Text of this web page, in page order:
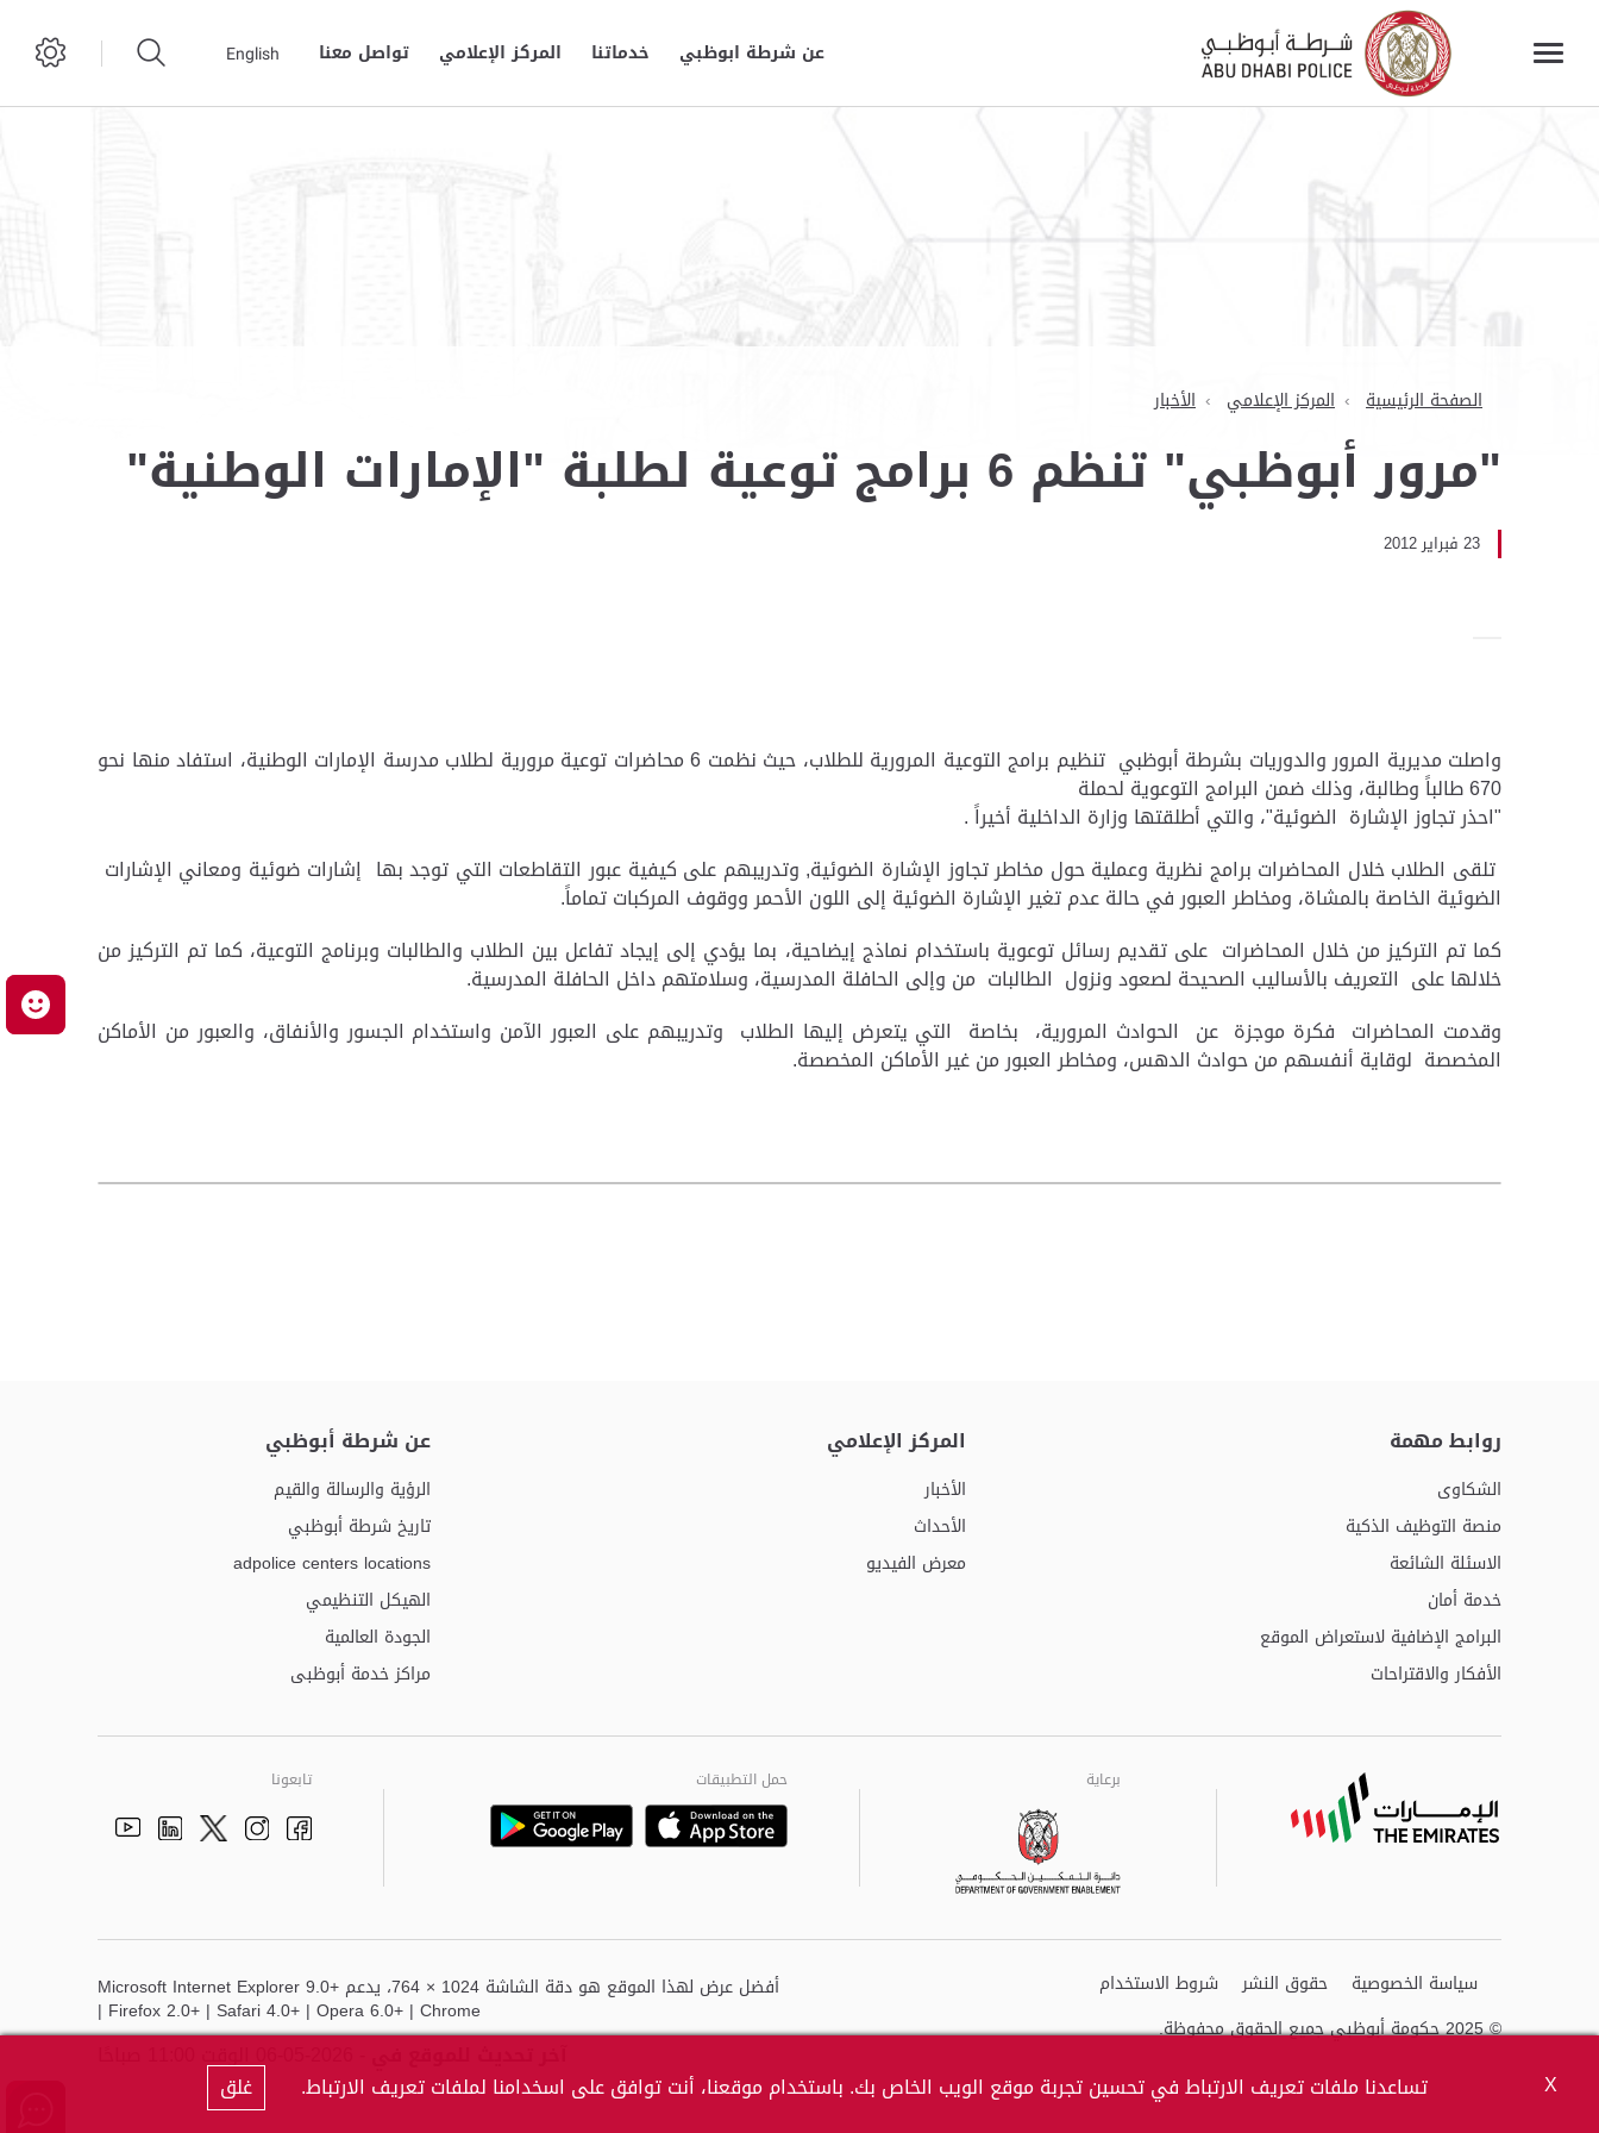
عن شرطة ابوظبي خدماتنا المركز الإعلامي تواصل معنا English
الصفحة الرئيسية المركز الإعلامي الأخبار
"مرور أبوظبي" تنظم 6 برامج توعية لطلبة "الإمارات الوطنية"
23 فبراير 2012
واصلت مديرية المرور والدوريات بشرطة أبوظبي تنظيم برامج التوعية المرورية للطلاب، حيث نظمت 6 محاضرات توعية مرورية لطلاب مدرسة الإمارات الوطنية، استفاد منها نحو
670 طالباً وطالبة، وذلك ضمن البرامج التوعوية لحملة
"احذر تجاوز الإشارة الضوئية"، والتي أطلقتها وزارة الداخلية أخيراً .
تلقى الطلاب خلال المحاضرات برامج نظرية وعملية حول مخاطر تجاوز الإشارة الضوئية, وتدريبهم على كيفية عبور التقاطعات التي توجد بها إشارات ضوئية ومعاني الإشارات
الضوئية الخاصة بالمشاة، ومخاطر العبور في حالة عدم تغير الإشارة الضوئية إلى اللون الأحمر ووقوف المركبات تماماً.
كما تم التركيز من خلال المحاضرات على تقديم رسائل توعوية باستخدام نماذج إيضاحية، بما يؤدي إلى إيجاد تفاعل بين الطلاب والطالبات وبرنامج التوعية، كما تم التركيز من
خلالها على التعريف بالأساليب الصحيحة لصعود ونزول الطالبات من وإلى الحافلة المدرسية، وسلامتهم داخل الحافلة المدرسية.
وقدمت المحاضرات فكرة موجزة عن الحوادث المرورية، بخاصة التي يتعرض إليها الطلاب وتدريبهم على العبور الآمن واستخدام الجسور والأنفاق، والعبور من الأماكن
المخصصة لوقاية أنفسهم من حوادث الدهس، ومخاطر العبور من غير الأماكن المخصصة.
روابط مهمة
الشكاوى
منصة التوظيف الذكية
الاسئلة الشائعة
خدمة أمان
البرامج الإضافية لاستعراض الموقع
الأفكار والاقتراحات
المركز الإعلامي
الأخبار
الأحداث
معرض الفيديو
عن شرطة أبوظبي
الرؤية والرسالة والقيم
تاريخ شرطة أبوظبي
adpolice centers locations
الهيكل التنظيمي
الجودة العالمية
مراكز خدمة أبوظبى
تابعونا
Facebook
Instagram
Twitter
Linkedin
Youtube
حمل التطبيقات
Google
Playstore
برعاية
برعاية
أفضل عرض لهذا الموقع هو دقة الشاشة 1024 × 764، يدعم Microsoft Internet Explorer 9.0+
| Firefox 2.0+ | Safari 4.0+ | Opera 6.0+ | Chrome
سياسة الخصوصية حقوق النشر
شروط الاستخدام
© 2025 حكومة أبوظبي جميع الحقوق محفوظة.
X تساعدنا ملفات تعريف الارتباط في تحسين تجربة موقع الويب الخاص بك. باستخدام موقعنا، أنت توافق على اسخدامنا لملفات تعريف الارتباط. غلق